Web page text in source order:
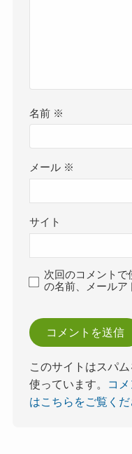
名前 ※
メール ※
サイト
次回のコメントで
の名前、メールア
このサイトはスパ
使っています。
コ
はこちらをご覧くだ